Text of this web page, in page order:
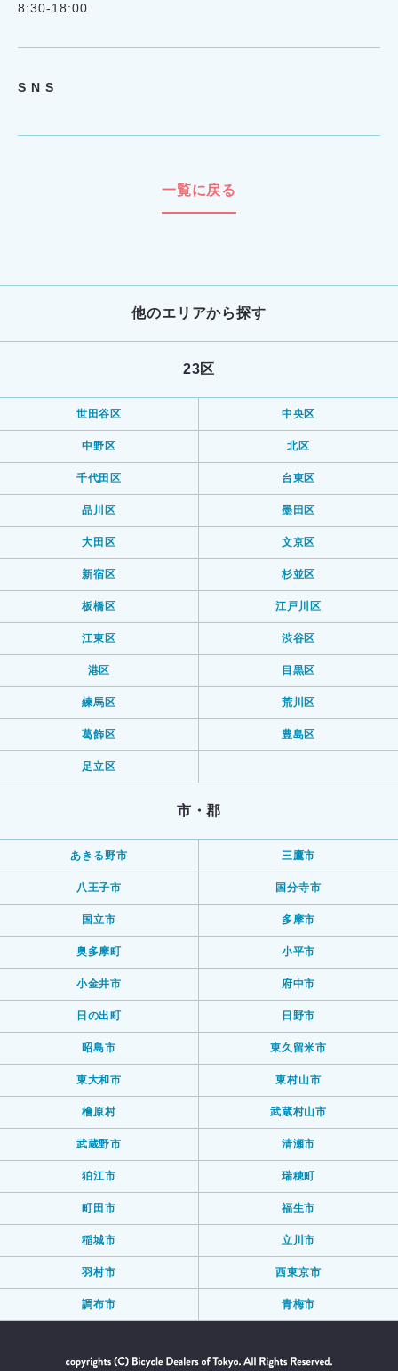
8:30-18:00
S N S
一覧に戻る
他のエリアから探す
23区
世田谷区 中央区
中野区 北区
千代田区 台東区
品川区 墨田区
大田区 文京区
新宿区 杉並区
板橋区 江戸川区
江東区 渋谷区
港区 目黒区
練馬区 荒川区
葛飾区 豊島区
足立区
市・郡
あきる野市 三鷹市
八王子市 国分寺市
国立市 多摩市
奥多摩町 小平市
小金井市 府中市
日の出町 日野市
昭島市 東久留米市
東大和市 東村山市
檜原村 武蔵村山市
武蔵野市 清瀬市
狛江市 瑞穂町
町田市 福生市
稲城市 立川市
羽村市 西東京市
調布市 青梅市